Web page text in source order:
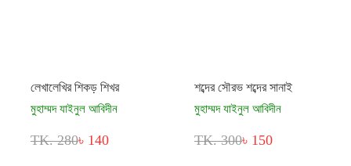
লেখালেখির শিকড় শিখর
মুহাম্মদ যাইনুল আবিদীন
TK. 280৳ 140
শব্দের সৌরভ শব্দের সানাই
মুহাম্মদ যাইনুল আবিদীন
TK. 300৳ 150